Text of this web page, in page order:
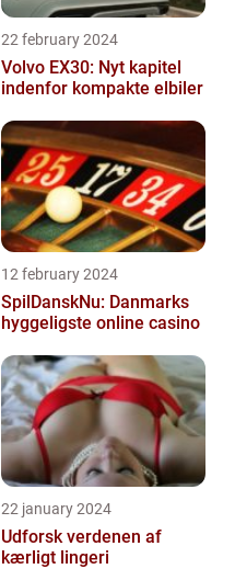
22 february 2024
Volvo EX30: Nyt kapitel
indenfor kompakte elbiler
12 february 2024
SpilDanskNu: Danmarks
hyggeligste online casino
22 january 2024
Udforsk verdenen af
kærligt lingeri